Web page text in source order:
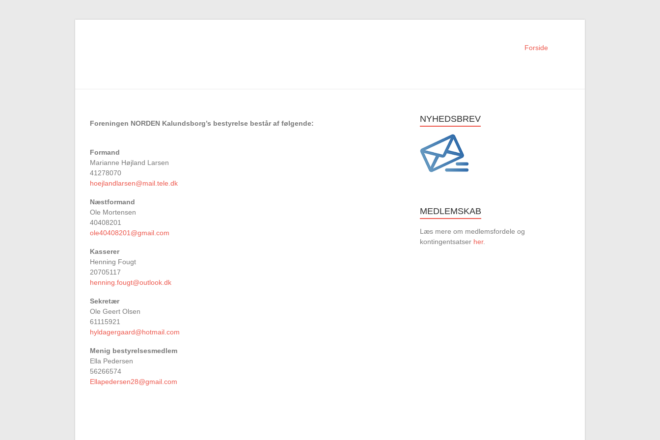
Forside
Foreningen NORDEN Kalundsborg’s bestyrelse består af følgende:
Formand
Marianne Højland Larsen
41278070
hoejlandlarsen@mail.tele.dk
Næstformand
Ole Mortensen
40408201
ole40408201@gmail.com
Kasserer
Henning Fougt
20705117
henning.fougt@outlook.dk
Sekretær
Ole Geert Olsen
61115921
hyldagergaard@hotmail.com
Menig bestyrelsesmedlem
Ella Pedersen
56266574
Ellapedersen28@gmail.com
NYHEDSBREV
MEDLEMSKAB
Læs mere om medlemsfordele og
kontingentsatser her.